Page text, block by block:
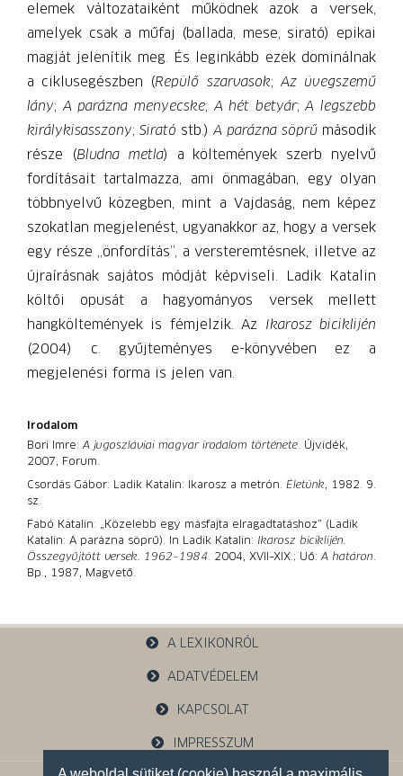
elemek változataiként működnek azok a versek,
amelyek csak a műfaj (ballada, mese, sirató) epikai
magját jelenítik meg. És leginkább ezek dominálnak
a ciklusegészben (Repülő szarvasok; Az üvegszemű
lány; A parázna menyecske; A hét betyár; A legszebb
királykisasszony; Sirató stb.)A parázna söprű második
része (Bludna metla) a költemények szerb nyelvű
fordításait tartalmazza, ami önmagában, egy olyan
többnyelvű közegben, mint a Vajdaság, nem képez
szokatlan megjelenést, ugyanakkor az, hogy a versek
egy része „önfordítás”, a versteremtésnek, illetve az
újraírásnak sajátos módját képviseli. Ladik Katalin
költői opusát a hagyományos versek mellett
hangköltemények is fémjelzik. Az Ikarosz biciklijén
(2004) c. gyűjteményes e-könyvében ez a
megjelenési forma is jelen van.
Irodalom
Bori Imre: A jugoszláviai magyar irodalom története. Újvidék,
2007, Forum.
Csordás Gábor: Ladik Katalin: Ikarosz a metrón. Életünk, 1982. 9.
sz.
Fabó Katalin: „Közelebb egy másfajta elragadtatáshoz” (Ladik
Katalin: A parázna söprű). In Ladik Katalin: Ikarosz biciklijén.
Összegyűjtött versek. 1962–1984. 2004, XVII–XIX.; Uő: A határon.
Bp., 1987, Magvető.
A LEXIKONRÓL
ADATVÉDELEM
KAPCSOLAT
IMPRESSZUM